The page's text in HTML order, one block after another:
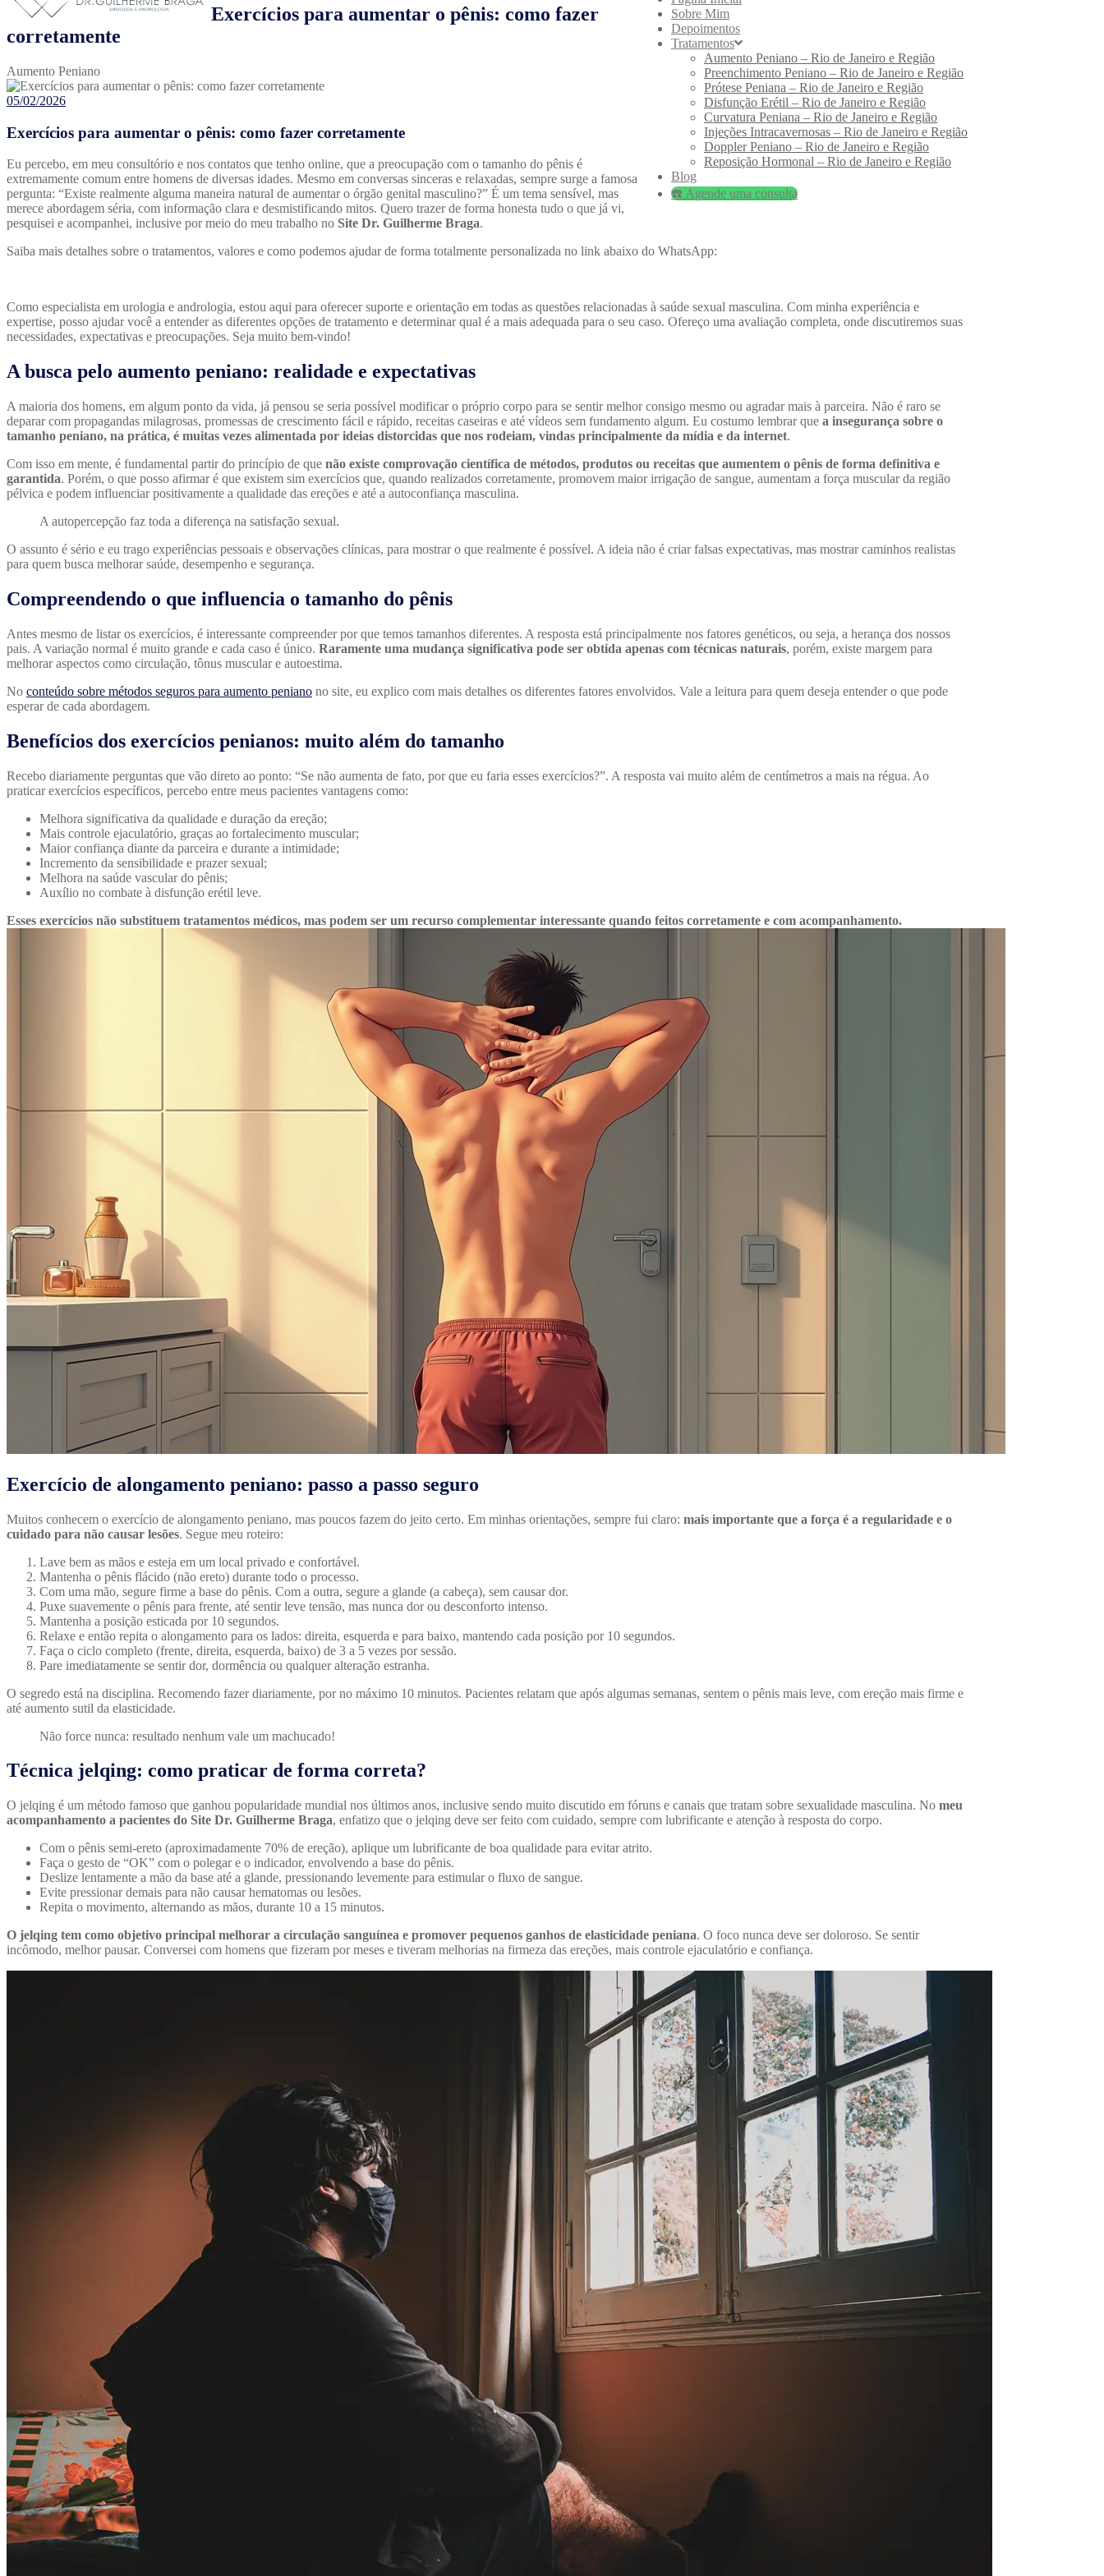
Sobre Mim
Depoimentos
Tratamentos
Aumento Peniano – Rio de Janeiro e Região
Preenchimento Peniano – Rio de Janeiro e Região
Prótese Peniana – Rio de Janeiro e Região
Disfunção Erétil – Rio de Janeiro e Região
Curvatura Peniana – Rio de Janeiro e Região
Injeções Intracavernosas – Rio de Janeiro e Região
Doppler Peniano – Rio de Janeiro e Região
Reposição Hormonal – Rio de Janeiro e Região
Blog
☎️ Agende uma consulta
Exercícios para aumentar o pênis: como fazer
corretamente
Aumento Peniano
05/02/2026
Exercícios para aumentar o pênis: como fazer corretamente
Eu percebo, em meu consultório e nos contatos que tenho online, que a preocupação com o tamanho do pênis é
extremamente comum entre homens de diversas idades. Mesmo em conversas sinceras e relaxadas, sempre surge a famosa
pergunta: “Existe realmente alguma maneira natural de aumentar o órgão genital masculino?” É um tema sensível, mas
merece abordagem séria, com informação clara e desmistificando mitos. Quero trazer de forma honesta tudo o que já vi,
pesquisei e acompanhei, inclusive por meio do meu trabalho no Site Dr. Guilherme Braga.
Saiba mais detalhes sobre o tratamentos, valores e como podemos ajudar de forma totalmente personalizada no link abaixo do WhatsApp:
Como especialista em urologia e andrologia, estou aqui para oferecer suporte e orientação em todas as questões relacionadas à saúde sexual masculina. Com minha experiência e
expertise, posso ajudar você a entender as diferentes opções de tratamento e determinar qual é a mais adequada para o seu caso. Ofereço uma avaliação completa, onde discutiremos suas
necessidades, expectativas e preocupações. Seja muito bem-vindo!
A busca pelo aumento peniano: realidade e expectativas
A maioria dos homens, em algum ponto da vida, já pensou se seria possível modificar o próprio corpo para se sentir melhor consigo mesmo ou agradar mais à parceira. Não é raro se
deparar com propagandas milagrosas, promessas de crescimento fácil e rápido, receitas caseiras e até vídeos sem fundamento algum. Eu costumo lembrar que a insegurança sobre o
tamanho peniano, na prática, é muitas vezes alimentada por ideias distorcidas que nos rodeiam, vindas principalmente da mídia e da internet.
Com isso em mente, é fundamental partir do princípio de que não existe comprovação científica de métodos, produtos ou receitas que aumentem o pênis de forma definitiva e
garantida. Porém, o que posso afirmar é que existem sim exercícios que, quando realizados corretamente, promovem maior irrigação de sangue, aumentam a força muscular da região
pélvica e podem influenciar positivamente a qualidade das ereções e até a autoconfiança masculina.
A autopercepção faz toda a diferença na satisfação sexual.
O assunto é sério e eu trago experiências pessoais e observações clínicas, para mostrar o que realmente é possível. A ideia não é criar falsas expectativas, mas mostrar caminhos realistas
para quem busca melhorar saúde, desempenho e segurança.
Compreendendo o que influencia o tamanho do pênis
Antes mesmo de listar os exercícios, é interessante compreender por que temos tamanhos diferentes. A resposta está principalmente nos fatores genéticos, ou seja, a herança dos nossos
pais. A variação normal é muito grande e cada caso é único. Raramente uma mudança significativa pode ser obtida apenas com técnicas naturais, porém, existe margem para
melhorar aspectos como circulação, tônus muscular e autoestima.
No conteúdo sobre métodos seguros para aumento peniano no site, eu explico com mais detalhes os diferentes fatores envolvidos. Vale a leitura para quem deseja entender o que pode
esperar de cada abordagem.
Benefícios dos exercícios penianos: muito além do tamanho
Recebo diariamente perguntas que vão direto ao ponto: “Se não aumenta de fato, por que eu faria esses exercícios?”. A resposta vai muito além de centímetros a mais na régua. Ao
praticar exercícios específicos, percebo entre meus pacientes vantagens como:
Melhora significativa da qualidade e duração da ereção;
Mais controle ejaculatório, graças ao fortalecimento muscular;
Maior confiança diante da parceira e durante a intimidade;
Incremento da sensibilidade e prazer sexual;
Melhora na saúde vascular do pênis;
Auxílio no combate à disfunção erétil leve.
Esses exercícios não substituem tratamentos médicos, mas podem ser um recurso complementar interessante quando feitos corretamente e com acompanhamento.
Exercício de alongamento peniano: passo a passo seguro
Muitos conhecem o exercício de alongamento peniano, mas poucos fazem do jeito certo. Em minhas orientações, sempre fui claro: mais importante que a força é a regularidade e o
cuidado para não causar lesões. Segue meu roteiro:
Lave bem as mãos e esteja em um local privado e confortável.
Mantenha o pênis flácido (não ereto) durante todo o processo.
Com uma mão, segure firme a base do pênis. Com a outra, segure a glande (a cabeça), sem causar dor.
Puxe suavemente o pênis para frente, até sentir leve tensão, mas nunca dor ou desconforto intenso.
Mantenha a posição esticada por 10 segundos.
Relaxe e então repita o alongamento para os lados: direita, esquerda e para baixo, mantendo cada posição por 10 segundos.
Faça o ciclo completo (frente, direita, esquerda, baixo) de 3 a 5 vezes por sessão.
Pare imediatamente se sentir dor, dormência ou qualquer alteração estranha.
O segredo está na disciplina. Recomendo fazer diariamente, por no máximo 10 minutos. Pacientes relatam que após algumas semanas, sentem o pênis mais leve, com ereção mais firme e
até aumento sutil da elasticidade.
Não force nunca: resultado nenhum vale um machucado!
Técnica jelqing: como praticar de forma correta?
O jelqing é um método famoso que ganhou popularidade mundial nos últimos anos, inclusive sendo muito discutido em fóruns e canais que tratam sobre sexualidade masculina. No meu
acompanhamento a pacientes do Site Dr. Guilherme Braga, enfatizo que o jelqing deve ser feito com cuidado, sempre com lubrificante e atenção à resposta do corpo.
Com o pênis semi-ereto (aproximadamente 70% de ereção), aplique um lubrificante de boa qualidade para evitar atrito.
Faça o gesto de “OK” com o polegar e o indicador, envolvendo a base do pênis.
Deslize lentamente a mão da base até a glande, pressionando levemente para estimular o fluxo de sangue.
Evite pressionar demais para não causar hematomas ou lesões.
Repita o movimento, alternando as mãos, durante 10 a 15 minutos.
O jelqing tem como objetivo principal melhorar a circulação sanguínea e promover pequenos ganhos de elasticidade peniana. O foco nunca deve ser doloroso. Se sentir
incômodo, melhor pausar. Conversei com homens que fizeram por meses e tiveram melhorias na firmeza das ereções, mais controle ejaculatório e confiança.